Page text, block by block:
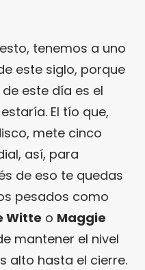
tenemos a uno
este siglo, porque
este día es el
estaría. El tío que,
mete cinco
así, para
de eso te quedas
pesados como
Witte o Maggie
mantener el nivel
alto hasta el cierre.